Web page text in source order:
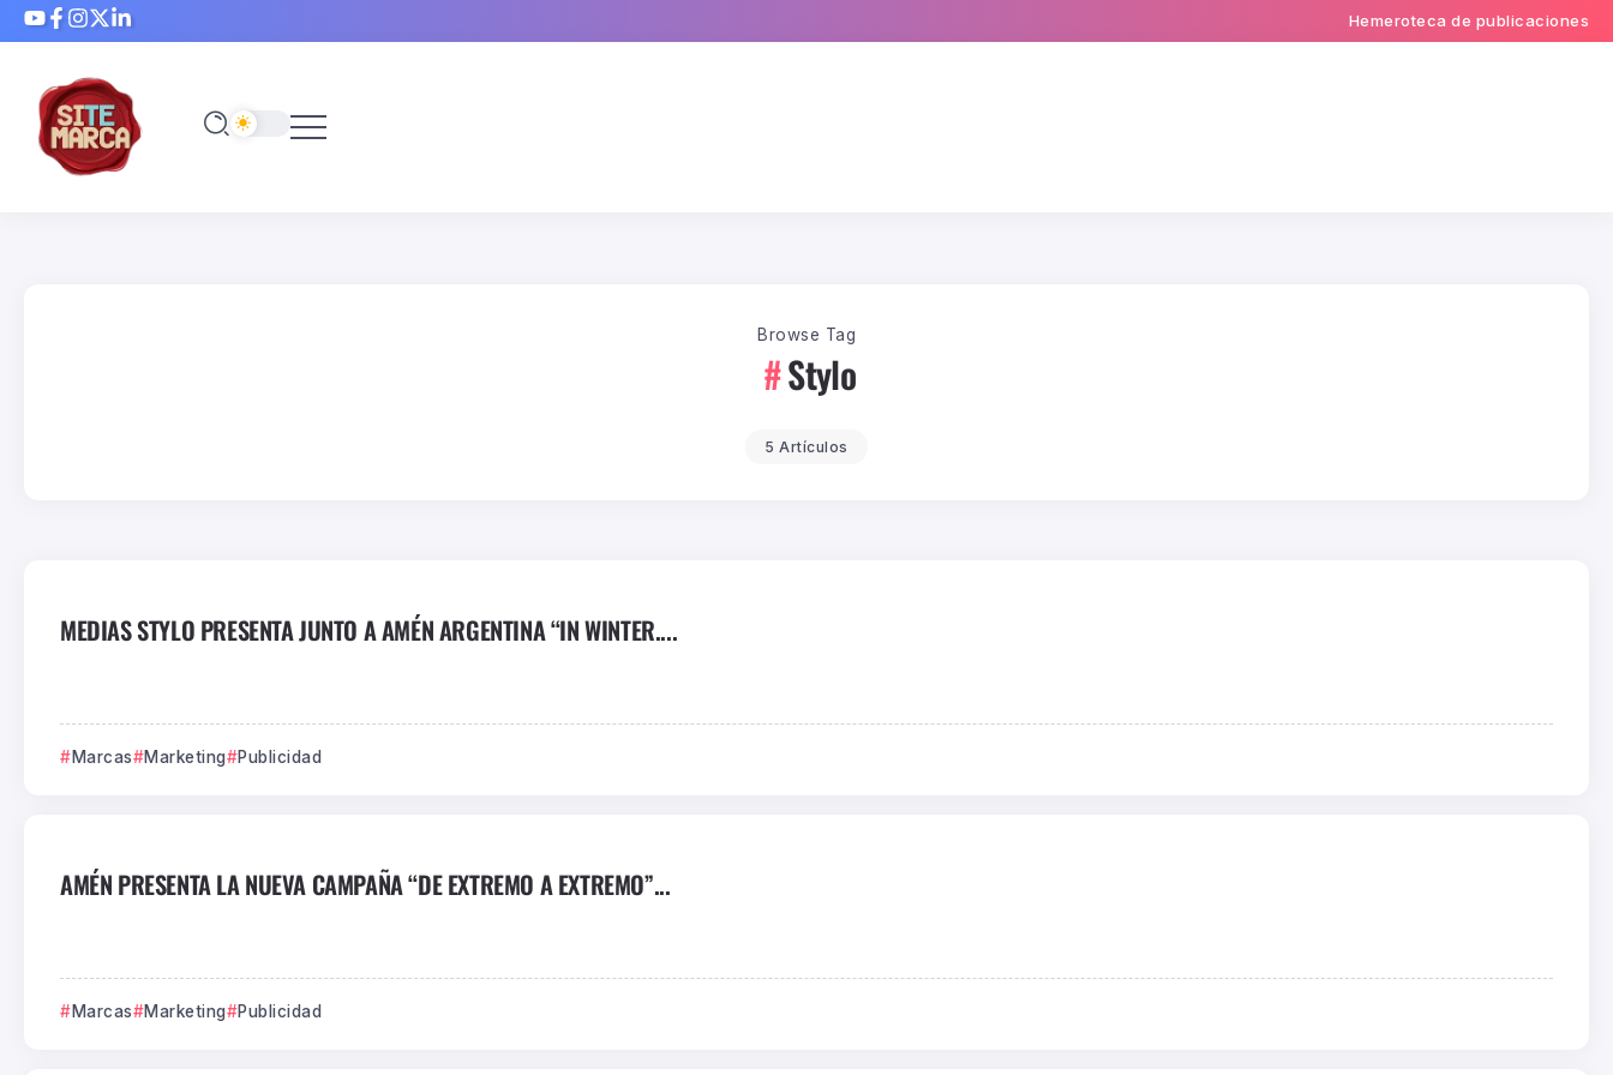
Hemeroteca de publicaciones
Browse Tag
Stylo
5 Artículos
MEDIAS STYLO PRESENTA JUNTO A AMÉN ARGENTINA “IN WINTER....
Marcas Marketing Publicidad
AMÉN PRESENTA LA NUEVA CAMPAÑA “DE EXTREMO A EXTREMO”...
Marcas Marketing Publicidad